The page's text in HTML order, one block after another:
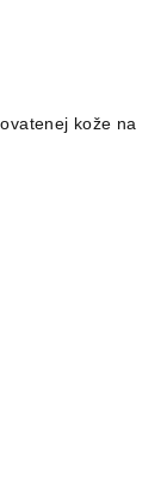
kože na